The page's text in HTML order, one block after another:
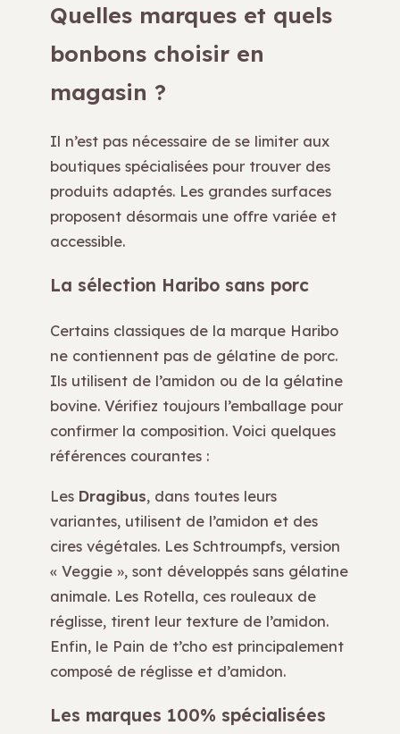
Quelles marques et quels
bonbons choisir en
magasin ?
Il n’est pas nécessaire de se limiter aux
boutiques spécialisées pour trouver des
produits adaptés. Les grandes surfaces
proposent désormais une offre variée et
accessible.
La sélection Haribo sans porc
Certains classiques de la marque Haribo
ne contiennent pas de gélatine de porc.
Ils utilisent de l’amidon ou de la gélatine
bovine. Vérifiez toujours l’emballage pour
confirmer la composition. Voici quelques
références courantes :
Les Dragibus, dans toutes leurs
variantes, utilisent de l’amidon et des
cires végétales. Les Schtroumpfs, version
« Veggie », sont développés sans gélatine
animale. Les Rotella, ces rouleaux de
réglisse, tirent leur texture de l’amidon.
Enfin, le Pain de t’cho est principalement
composé de réglisse et d’amidon.
Les marques 100% spécialisées